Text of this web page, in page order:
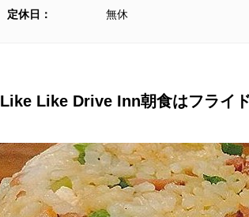
定休日：
無休
Like Like Drive Inn朝食はフライ